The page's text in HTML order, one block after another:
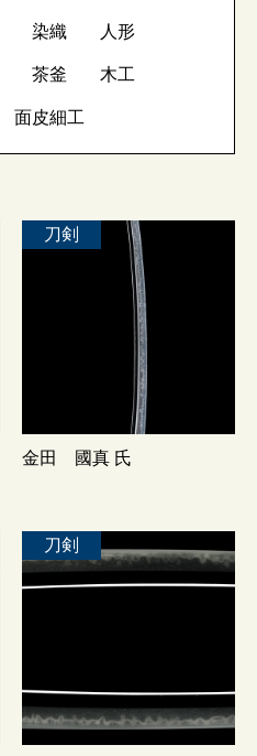
染織 人形
茶釜 木工
面皮細工
刀剣
金田 國真 氏
刀剣